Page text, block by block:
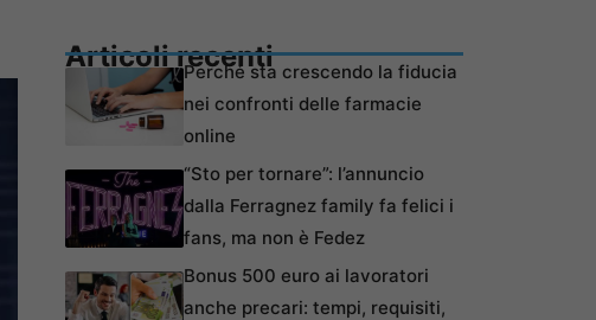
Articoli recentiPerché sta crescendo la fiducia
nei confronti delle farmacie
online
“Sto per tornare”: l’annuncio
dalla Ferragnez family fa felici i
fans, ma non è Fedez
Bonus 500 euro ai lavoratori
anche precari: tempi, requisiti,